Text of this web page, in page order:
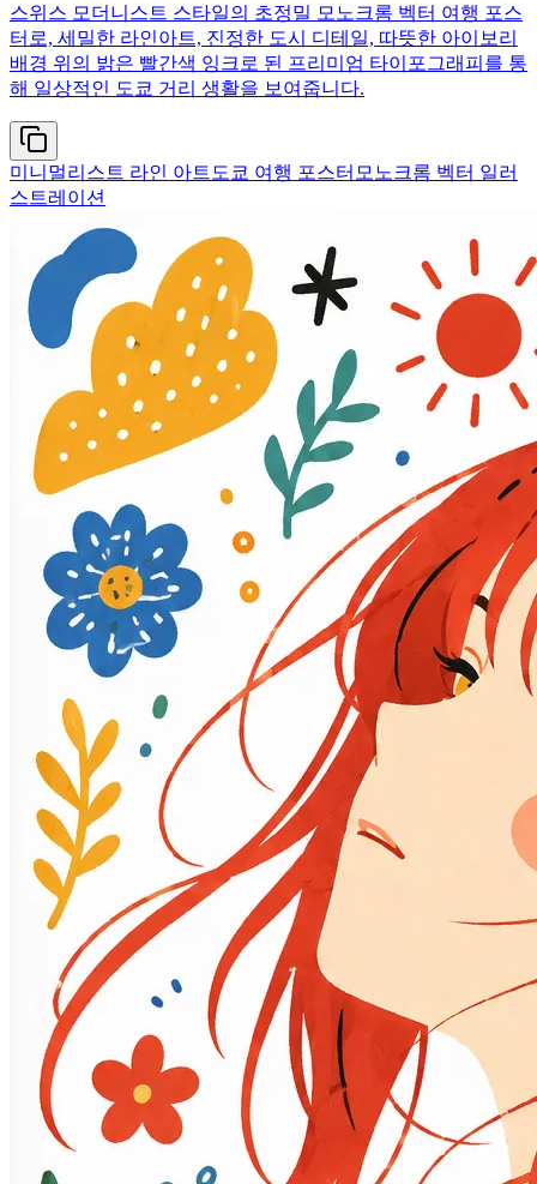
스위스 모더니스트 스타일의 초정밀 모노크롬 벡터 여행 포스
터로, 세밀한 라인아트, 진정한 도시 디테일, 따뜻한 아이보리
배경 위의 밝은 빨간색 잉크로 된 프리미엄 타이포그래피를 통
해 일상적인 도쿄 거리 생활을 보여줍니다.
미니멀리스트 라인 아트 도쿄 여행 포스터 모노크롬 벡터 일러
스트레이션